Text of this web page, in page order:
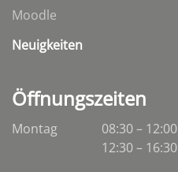
Moodle
Neuigkeiten
Öffnungszeiten
Montag
08:30 – 12:00
12:30 – 16:30